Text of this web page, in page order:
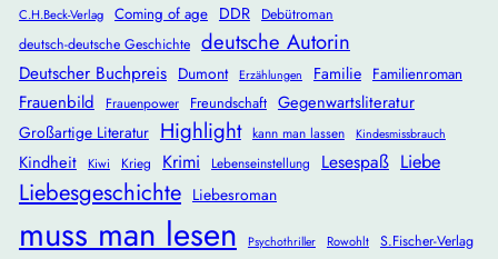
C.H.Beck-Verlag Coming of age DDR
Debütroman
deutsch-deutsche Geschichte deutsche Autorin
Deutscher Buchpreis Dumont Erzählungen Familie Familienroman
Frauenbild Frauenpower Freundschaft Gegenwartsliteratur
Großartige Literatur Highlight kann man lassen Kindesmissbrauch
Kindheit Kiwi Krieg Krimi Lebenseinstellung Lesespaß Liebe
Liebesgeschichte Liebesroman
muss man lesen Psychothriller Rowohlt
S.Fischer-Verlag